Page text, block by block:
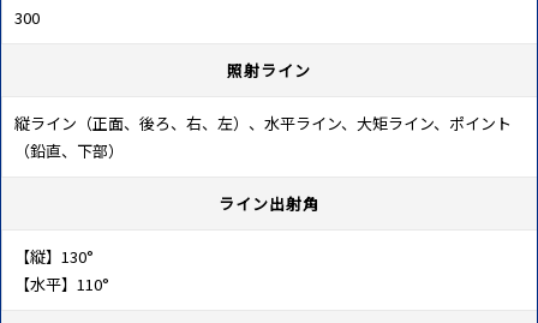
300
照射ライン
縦ライン（正面、後ろ、右、左）、水平ライン、大矩ライン、ポイント
（鉛直、下部）
ライン出射角
【縦】130°
【水平】110°